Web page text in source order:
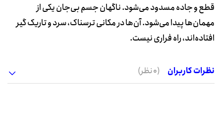
قطع و جاده مسدود می‌شود. ناگهان جسم بی‌جان یکی از
مهمان‌ها پیدا می‌شود. آن‌ها در مکانی ترسناک، سرد و تاریک گیر
افتاده‌اند، راه فراری نیست.
نظرات کاربران (0 نظر)